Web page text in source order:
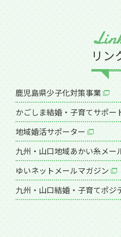
リン
鹿児島県少子化対策事業
かごしま結婚・子育てサポー
地域婚活サポーター
九州・山口地域あかい糸メー
ゆいネットメールマガジン
九州・山口結婚・子育てポジ